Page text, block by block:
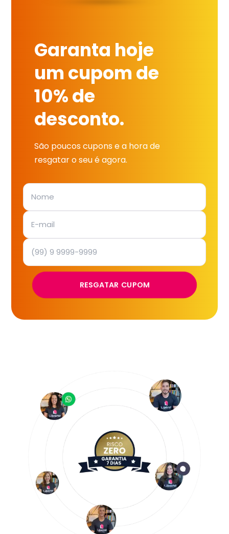
Garanta hoje
um cupom de
10% de
desconto.
São poucos cupons e a hora de
resgatar o seu é agora.
RESGATAR CUPOM